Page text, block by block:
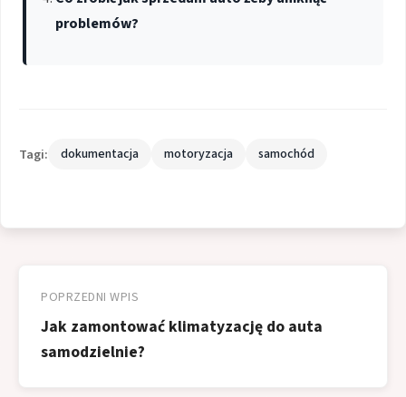
problemów?
Tagi: dokumentacja motoryzacja samochód
wpisu
POPRZEDNI WPIS
Jak zamontować klimatyzację do auta
samodzielnie?